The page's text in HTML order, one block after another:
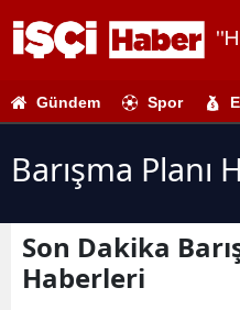
Gündem Spor
Barışma Planı
Son Dakika
Haberleri